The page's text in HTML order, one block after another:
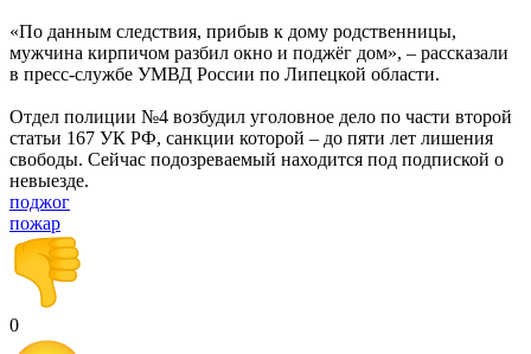
«По данным следствия, прибыв к дому родственницы,
мужчина кирпичом разбил окно и поджёг дом», – рассказали
в пресс-службе УМВД России по Липецкой области.
Отдел полиции №4 возбудил уголовное дело по части второй
статьи 167 УК РФ, санкции которой – до пяти лет лишения
свободы. Сейчас подозреваемый находится под подпиской о
невыезде.
поджог
пожар
0